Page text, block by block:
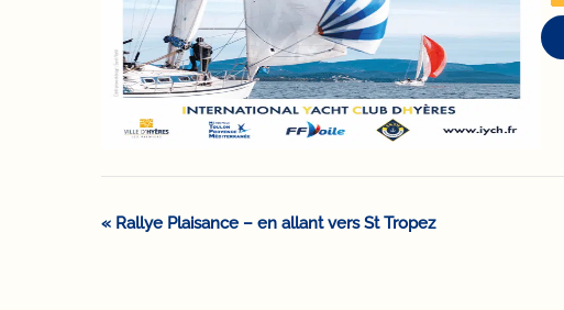
Navigation
« Rallye Plaisance – en allant vers St Tropez